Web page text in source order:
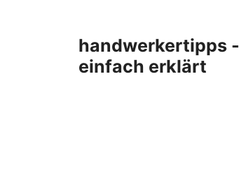
handwerkertipps -
einfach erklärt